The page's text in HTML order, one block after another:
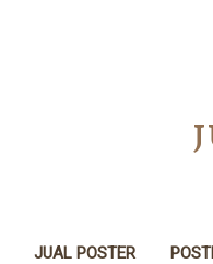
JUAL POSTER